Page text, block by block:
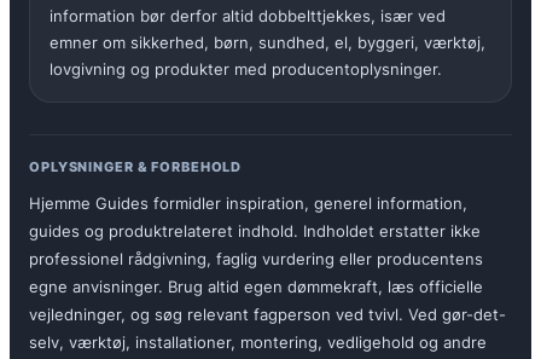
information bør derfor altid dobbelttjekkes, især ved
emner om sikkerhed, børn, sundhed, el, byggeri, værktøj,
lovgivning og produkter med producentoplysninger.
OPLYSNINGER & FORBEHOLD
Hjemme Guides formidler inspiration, generel information,
guides og produktrelateret indhold. Indholdet erstatter ikke
professionel rådgivning, faglig vurdering eller producentens
egne anvisninger. Brug altid egen dømmekraft, læs officielle
vejledninger, og søg relevant fagperson ved tvivl. Ved gør-det-
selv, værktøj, installationer, montering, vedligehold og andre